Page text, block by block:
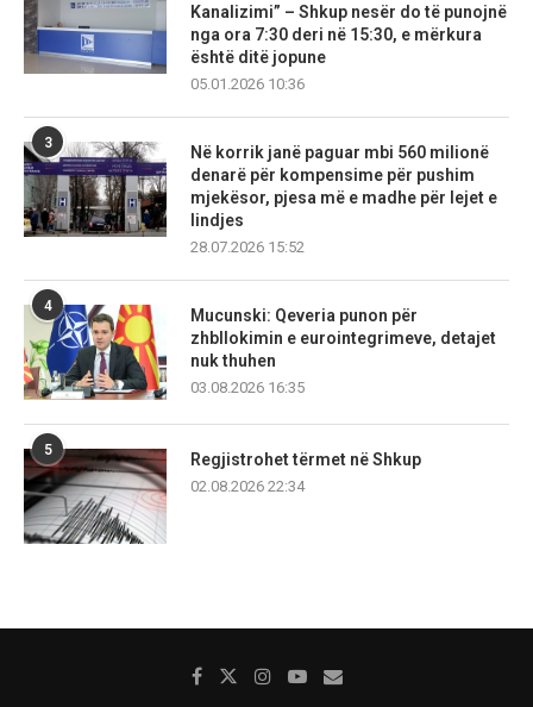
Kanalizimi” – Shkup nesër do të punojnë
nga ora 7:30 deri në 15:30, e mërkura
është ditë jopune
05.01.2026 10:36
3
Në korrik janë paguar mbi 560 milionë
denarë për kompensime për pushim
mjekësor, pjesa më e madhe për lejet e
lindjes
28.07.2026 15:52
4
Mucunski: Qeveria punon për
zhbllokimin e eurointegrimeve, detajet
nuk thuhen
03.08.2026 16:35
5
Regjistrohet tërmet në Shkup
02.08.2026 22:34